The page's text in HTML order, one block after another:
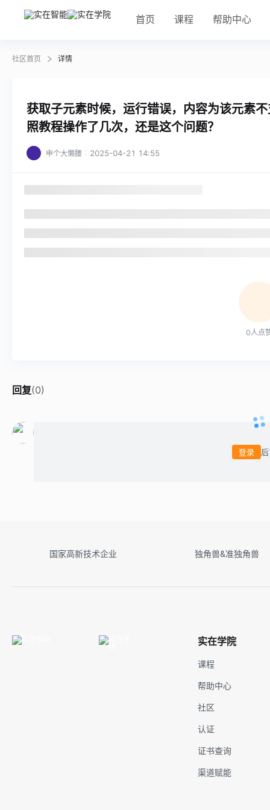
首页 课程 帮助中心
社区首页 详情
获取子元素时候，运行错误，内容为该元素
照教程操作了几次，还是这个问题？
申个大懒腰 2025-04-21 14:55
0人点
回复(0)
登录
国家高新技术企业 独角兽&准独角兽
实在学院
课程
帮助中心
社区
认证
证书查询
渠道赋能